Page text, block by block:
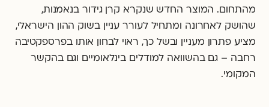
מהתחום. המוצר החדש שנקרא קרן גידור בנאמנות,
שהושק לאחרונה ומתחיל לעורר עניין בשוק ההון הישראלי,
מציע פתרון מעניין ובשל כך, ראוי לבחון אותו בפרספקטיבה
רחבה – גם בהשוואה למודלים בינלאומיים וגם בהקשר
המקומי.